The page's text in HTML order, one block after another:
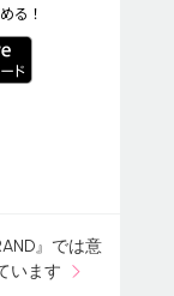
る！
』では意
います